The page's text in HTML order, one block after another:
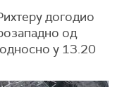
догодио
од
односно у 13.20